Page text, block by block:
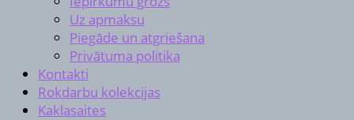
Uz apmaksu
Piegāde un atgriešana
Privātuma politika
Kontakti
Rokdarbu kolekcijas
Kaklasaites